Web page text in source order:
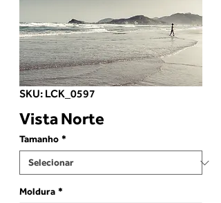
SKU: LCK_0597
Vista Norte
Tamanho *
Moldura *